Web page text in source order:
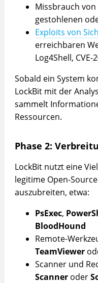
Missbrauch von
gestohlenen
Exploits von
erreichbaren
Log4Shell, CVE-
Sobald ein System
LockBit mit der
sammelt
Ressourcen.
Phase 2:
LockBit nutzt eine
legitime Open-
auszubreiten, etwa:
PsExec,
BloodHound
Remote-
TeamViewer
Scanner und
Scanneroder